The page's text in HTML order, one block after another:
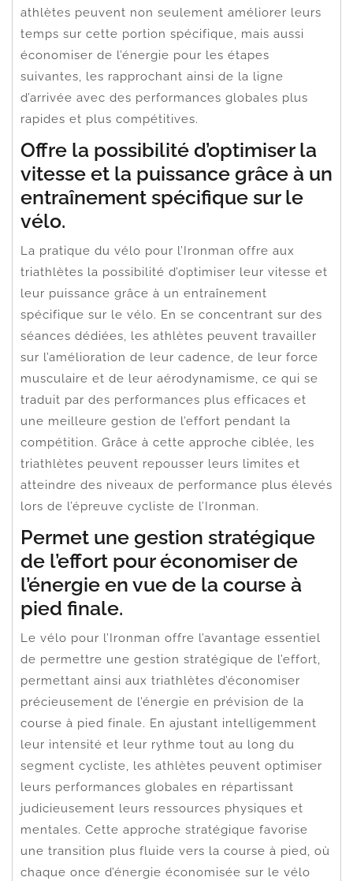
athlètes peuvent non seulement améliorer leurs
temps sur cette portion spécifique, mais aussi
économiser de l’énergie pour les étapes
suivantes, les rapprochant ainsi de la ligne
d’arrivée avec des performances globales plus
rapides et plus compétitives.
Offre la possibilité d’optimiser la
vitesse et la puissance grâce à un
entraînement spécifique sur le
vélo.
La pratique du vélo pour l’Ironman offre aux
triathlètes la possibilité d’optimiser leur vitesse et
leur puissance grâce à un entraînement
spécifique sur le vélo. En se concentrant sur des
séances dédiées, les athlètes peuvent travailler
sur l’amélioration de leur cadence, de leur force
musculaire et de leur aérodynamisme, ce qui se
traduit par des performances plus efficaces et
une meilleure gestion de l’effort pendant la
compétition. Grâce à cette approche ciblée, les
triathlètes peuvent repousser leurs limites et
atteindre des niveaux de performance plus élevés
lors de l’épreuve cycliste de l’Ironman.
Permet une gestion stratégique
de l’effort pour économiser de
l’énergie en vue de la course à
pied finale.
Le vélo pour l’Ironman offre l’avantage essentiel
de permettre une gestion stratégique de l’effort,
permettant ainsi aux triathlètes d’économiser
précieusement de l’énergie en prévision de la
course à pied finale. En ajustant intelligemment
leur intensité et leur rythme tout au long du
segment cycliste, les athlètes peuvent optimiser
leurs performances globales en répartissant
judicieusement leurs ressources physiques et
mentales. Cette approche stratégique favorise
une transition plus fluide vers la course à pied, où
chaque once d’énergie économisée sur le vélo